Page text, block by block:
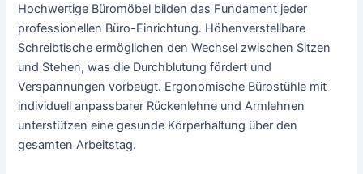
Hochwertige Büromöbel bilden das Fundament jeder
professionellen Büro-Einrichtung. Höhenverstellbare
Schreibtische ermöglichen den Wechsel zwischen Sitzen
und Stehen, was die Durchblutung fördert und
Verspannungen vorbeugt. Ergonomische Bürostühle mit
individuell anpassbarer Rückenlehne und Armlehnen
unterstützen eine gesunde Körperhaltung über den
gesamten Arbeitstag.